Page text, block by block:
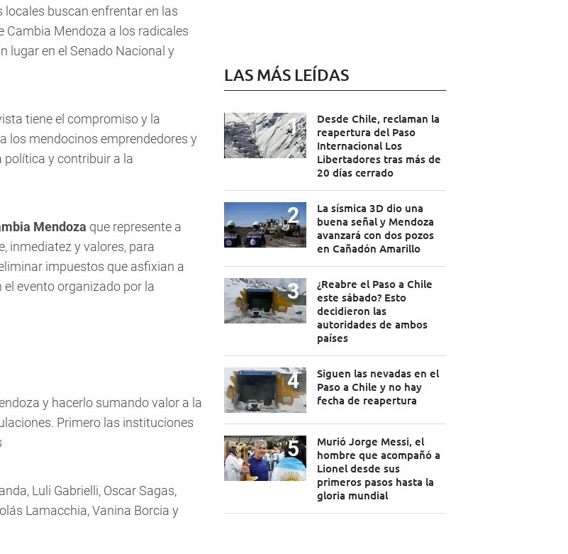
locales buscan enfrentar en las
Mendoza a los radicales
lugar en el Senado Nacional y
tiene el compromiso y la
los mendocinos emprendedores y
política y contribuir a la
Mendoza que represente a
inmediatez y valores, para
impuestos que asfixian a
el evento organizado por la
y hacerlo sumando valor a la
Primero las instituciones
Luli Gabrielli, Oscar Sagas,
Lamacchia, Vanina Borcia y
LAS MÁS LEÍDAS
Desde Chile, reclaman la
reapertura del Paso
Internacional Los
Libertadores tras más de
20 días cerrado
La sísmica 3D dio una
buena señal y Mendoza
avanzará con dos pozos
en Cañadón Amarillo
¿Reabre el Paso a Chile
este sábado? Esto
decidieron las
autoridades de ambos
países
Siguen las nevadas en el
Paso a Chile y no hay
fecha de reapertura
Murió Jorge Messi, el
hombre que acompañó a
Lionel desde sus
primeros pasos hasta la
gloria mundial